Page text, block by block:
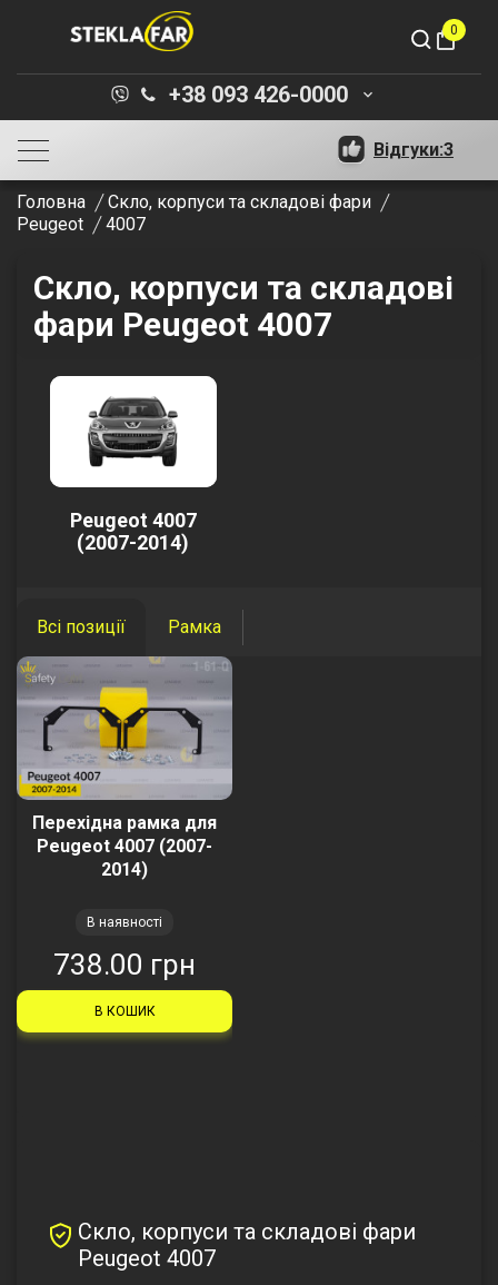
shopping_bag
0
+38 093 426-0000 keyboard_arrow_down
Відгуки:3
Головна
Скло, корпуси та складові фари
Peugeot
4007
Скло, корпуси та складові
фари Peugeot 4007
Peugeot 4007
(2007-2014)
Всі позиції Рамка
Перехідна рамка для
Peugeot 4007 (2007-
2014)
В наявності
738.00 грн
В КОШИК
Скло, корпуси та складові фари
Peugeot 4007